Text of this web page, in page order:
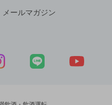
メールマガジン